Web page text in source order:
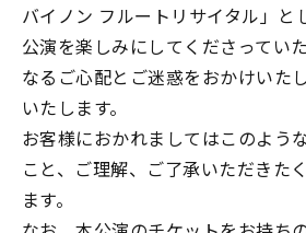
バイノン フルートリサイタル」と
公演を楽しみにしてくださってい
なるご心配とご迷惑をおかけいた
いたします。
お客様におかれましてはこのよう
こと、ご理解、ご了承いただきた
ます。